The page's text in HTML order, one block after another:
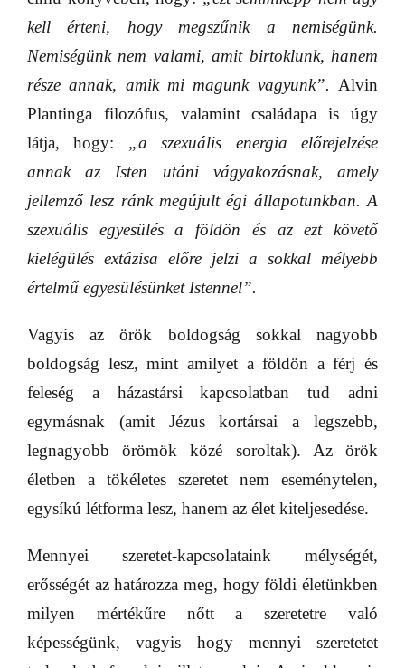
kell érteni, hogy megszűnik a nemiségünk.
Nemiségünk nem valami, amit birtoklunk, hanem
része annak, amik mi magunk vagyunk”. Alvin
Plantinga filozófus, valamint családapa is úgy
látja, hogy: „a szexuális energia előrejelzése
annak az Isten utáni vágyakozásnak, amely
jellemző lesz ránk megújult égi állapotunkban. A
szexuális egyesülés a földön és az ezt követő
kielégülés extázisa előre jelzi a sokkal mélyebb
értelmű egyesülésünket Istennel”.
Vagyis az örök boldogság sokkal nagyobb
boldogság lesz, mint amilyet a földön a férj és
feleség a házastársi kapcsolatban tud adni
egymásnak (amit Jézus kortársai a legszebb,
legnagyobb örömök közé soroltak). Az örök
életben a tökéletes szeretet nem eseménytelen,
egysíkú létforma lesz, hanem az élet kiteljesedése.
Mennyei szeretet-kapcsolataink mélységét,
erősségét az határozza meg, hogy földi életünkben
milyen mértékűre nőtt a szeretetre való
képességünk, vagyis hogy mennyi szeretetet